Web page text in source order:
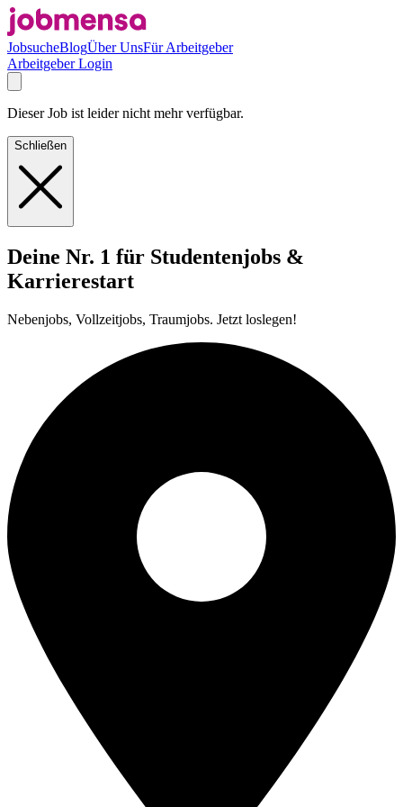
JobsucheBlogÜber UnsFür Arbeitgeber
Arbeitgeber Login
Dieser Job ist leider nicht mehr verfügbar.
Schließen
Deine Nr. 1 für Studentenjobs &
Karrierestart
Nebenjobs, Vollzeitjobs, Traumjobs. Jetzt loslegen!